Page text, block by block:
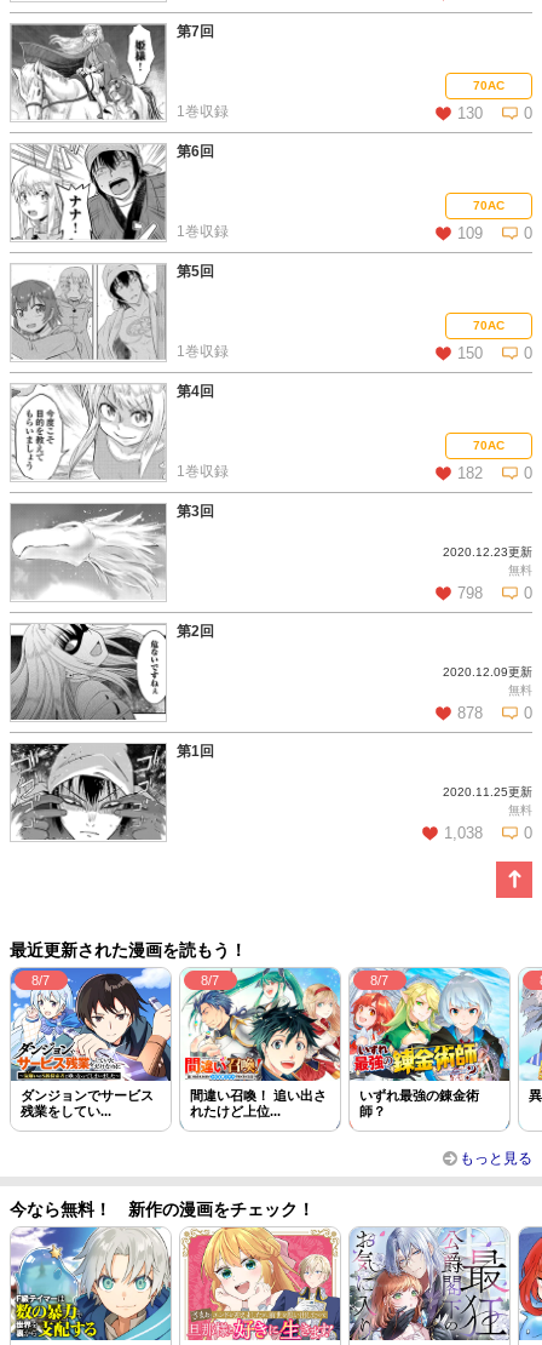
この話を読む コメントを見る
第7回
70AC
130 0
1巻収録
この話を読む コメントを見る
第6回
70AC
109 0
1巻収録
この話を読む コメントを見る
第5回
70AC
150 0
1巻収録
この話を読む コメントを見る
第4回
70AC
182 0
1巻収録
この話を読む コメントを見る
第3回
2020.12.23更新
無料
798 0
この話を読む コメントを見る
第2回
2020.12.09更新
無料
878 0
この話を読む コメントを見る
第1回
2020.11.25更新
無料
1,038 0
最近更新された漫画を読もう！
8/7
ダンジョンでサービス
残業をしてい...
8/7
間違い召喚！ 追い出さ
れたけど上位...
8/7
いずれ最強の錬金術
師？
もっと見る
今なら無料！ 新作の漫画をチェック！